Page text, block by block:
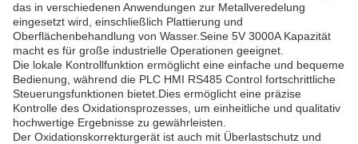
das in verschiedenen Anwendungen zur Metallveredelung
eingesetzt wird, einschließlich Plattierung und
Oberflächenbehandlung von Wasser.Seine 5V 3000A Kapazität
macht es für große industrielle Operationen geeignet.
Die lokale Kontrollfunktion ermöglicht eine einfache und bequeme
Bedienung, während die PLC HMI RS485 Control fortschrittliche
Steuerungsfunktionen bietet.Dies ermöglicht eine präzise
Kontrolle des Oxidationsprozesses, um einheitliche und qualitativ
hochwertige Ergebnisse zu gewährleisten.
Der Oxidationskorrekturgerät ist auch mit Überlastschutz und